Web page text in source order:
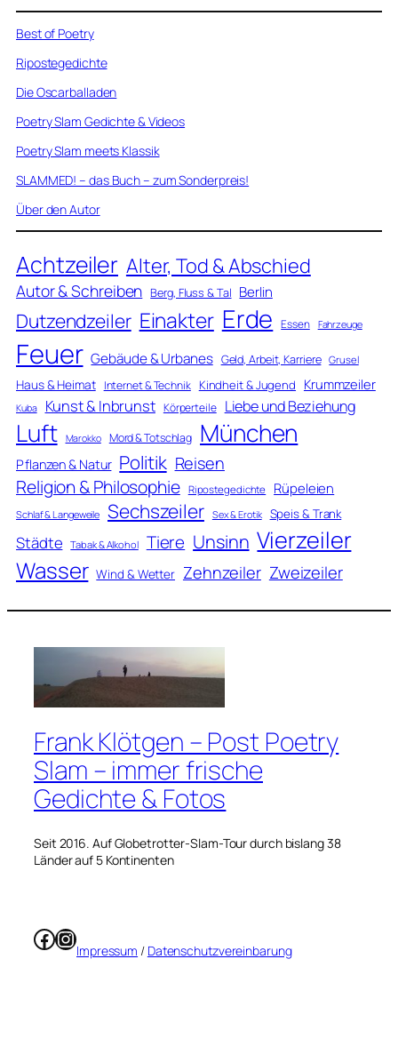
Best of Poetry
Ripostegedichte
Die Oscarballaden
Poetry Slam Gedichte & Videos
Poetry Slam meets Klassik
SLAMMED! – das Buch – zum Sonderpreis!
Über den Autor
Achtzeiler Alter, Tod & Abschied
Autor & Schreiben Berg, Fluss & Tal Berlin
Dutzendzeiler Einakter Erde Essen Fahrzeuge
Feuer Gebäude & Urbanes Geld, Arbeit, Karriere Grusel
Haus & Heimat Internet & Technik Kindheit & Jugend Krummzeiler
Kuba Kunst & Inbrunst Körperteile Liebe und Beziehung
Luft Marokko Mord & Totschlag München
Pflanzen & Natur Politik Reisen
Religion & Philosophie Ripostegedichte Rüpeleien
Schlaf & Langeweile Sechszeiler Sex & Erotik Speis & Trank
Städte Tabak & Alkohol Tiere Unsinn Vierzeiler
Wasser Wind & Wetter Zehnzeiler Zweizeiler
Frank Klötgen – Post Poetry
Slam – immer frische
Gedichte & Fotos
Seit 2016. Auf Globetrotter-Slam-Tour durch bislang 38
Länder auf 5 Kontinenten
Facebook
Instagram
Impressum / Datenschutzvereinbarung